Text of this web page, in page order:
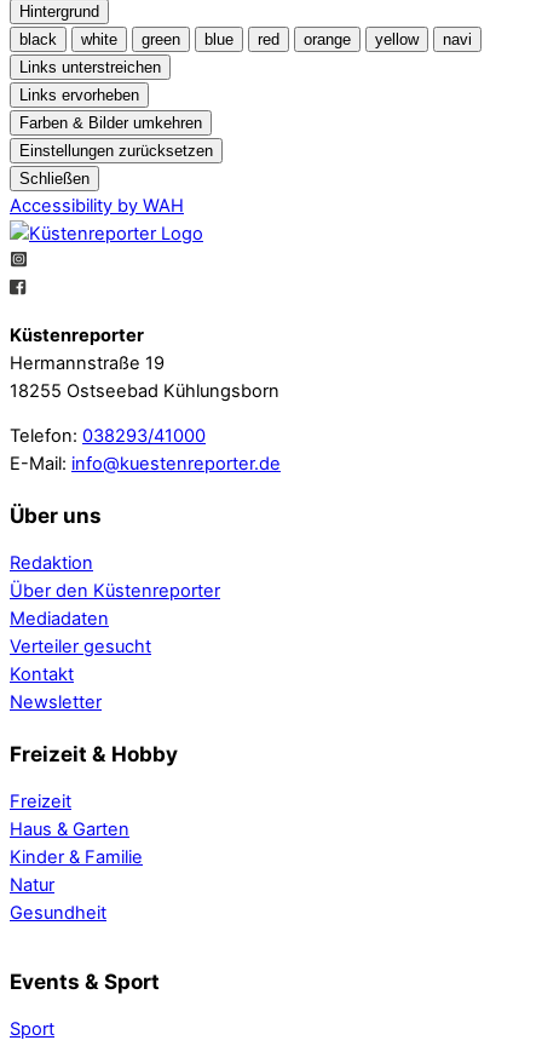
Hintergrund
black
white green blue red orange yellow
navi
Links unterstreichen
Links ervorheben
Farben & Bilder umkehren
Einstellungen zurücksetzen
Schließen
Accessibility by WAH
Küstenreporter
Hermannstraße 19
18255 Ostseebad Kühlungsborn
Telefon: 038293/41000
E-Mail: info@kuestenreporter.de
Über uns
Redaktion
Über den Küstenreporter
Mediadaten
Verteiler gesucht
Kontakt
Newsletter
Freizeit & Hobby
Freizeit
Haus & Garten
Kinder & Familie
Natur
Gesundheit
Events & Sport
Sport